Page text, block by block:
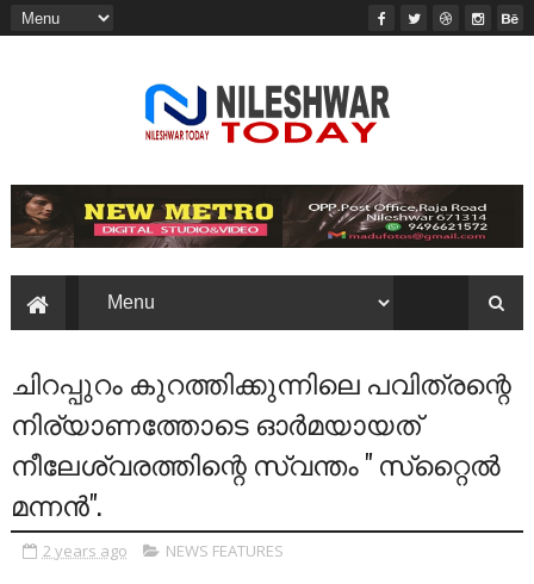
ചിറപ്പുറം കുറത്തിക്കുന്നിലെ പവിത്രന്റെ
നിര്യാണത്തോടെ ഓർമയായത്
നീലേശ്വരത്തിന്റെ സ്വന്തം " സ്‌റ്റൈൽ
മന്നൻ".
2 years ago NEWS FEATURES